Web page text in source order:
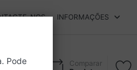
NOS INFORMAÇÕES
Comparar
Pode